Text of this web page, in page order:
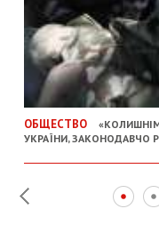
ОБЩЕСТВО
УКРАЇНИ, ЗАКОНОДАВЧО